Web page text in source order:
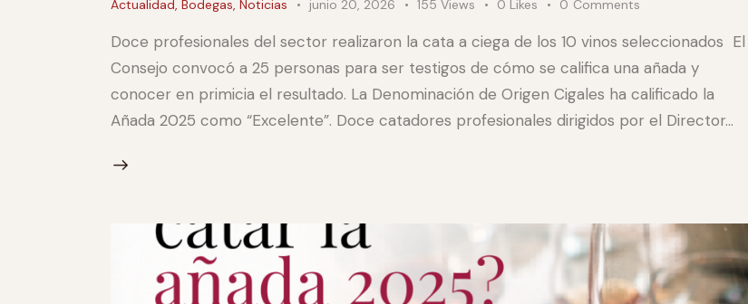
Actualidad Bodegas Noticias junio 20, 2026 155 Views 0 Likes 0 Comments
Doce profesionales del sector realizaron la cata a ciega de los 10 vinos seleccionados El
Consejo convocó a 25 personas para ser testigos de cómo se califica una añada y
conocer en primicia el resultado. La Denominación de Origen Cigales ha calificado la
Añada 2025 como “Excelente”. Doce catadores profesionales dirigidos por el Director…